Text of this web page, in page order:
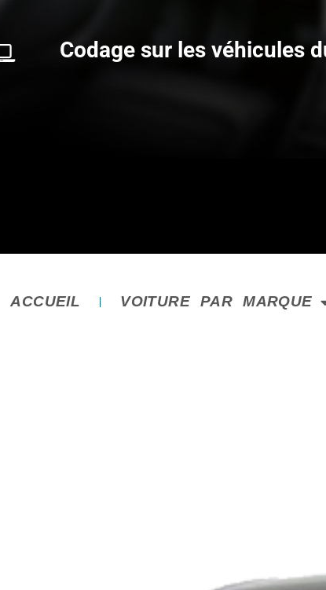
Codage sur les véhicules d
ACCUEIL VOITURE PAR MARQUE